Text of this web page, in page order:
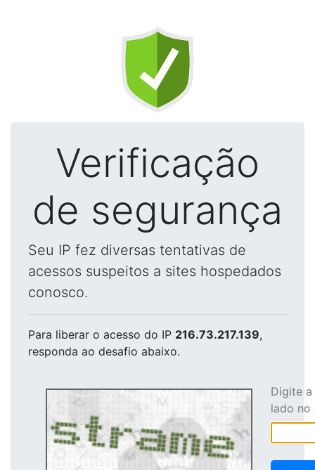
Verificação
de segurança
Seu IP fez diversas tentativas de
acessos suspeitos a sites hospedados
conosco.
Para liberar o acesso do IP 216.73.217.139,
responda ao desafio abaixo.
Digite
lado no